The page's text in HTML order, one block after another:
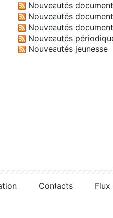
Nouveautés
Nouveautés
Nouveautés
Nouveautés
Nouveautés jeunesse
Contacts Flux